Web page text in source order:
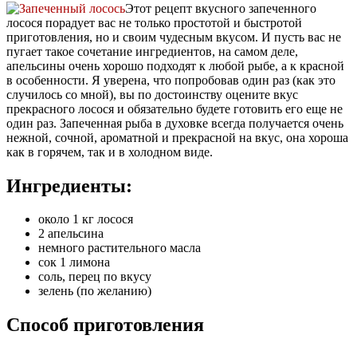
Этот рецепт вкусного запеченного
лосося порадует вас не только простотой и быстротой
приготовления, но и своим чудесным вкусом. И пусть вас не
пугает такое сочетание ингредиентов, на самом деле,
апельсины очень хорошо подходят к любой рыбе, а к красной
в особенности. Я уверена, что попробовав один раз (как это
случилось со мной), вы по достоинству оцените вкус
прекрасного лосося и обязательно будете готовить его еще не
один раз. Запеченная рыба в духовке всегда получается очень
нежной, сочной, ароматной и прекрасной на вкус, она хороша
как в горячем, так и в холодном виде.
Ингредиенты:
около 1 кг лосося
2 апельсина
немного растительного масла
сок 1 лимона
соль, перец по вкусу
зелень (по желанию)
Способ приготовления